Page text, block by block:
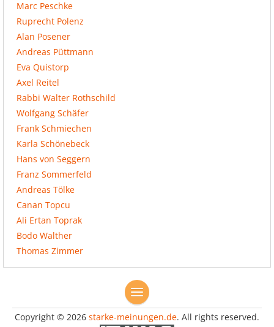
Marc Peschke
Ruprecht Polenz
Alan Posener
Andreas Püttmann
Eva Quistorp
Axel Reitel
Rabbi Walter Rothschild
Wolfgang Schäfer
Frank Schmiechen
Karla Schönebeck
Hans von Seggern
Franz Sommerfeld
Andreas Tölke
Canan Topcu
Ali Ertan Toprak
Bodo Walther
Thomas Zimmer
Copyright © 2026 starke-meinungen.de. All rights reserved.